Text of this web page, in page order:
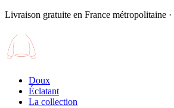
Livraison gratuite en France métropolitaine
Doux
Éclatant
La collection